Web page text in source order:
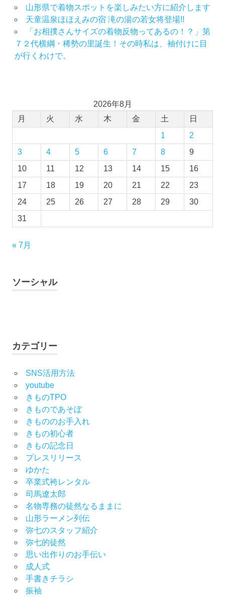
山形県で着物スポットを楽しみたい方に紹介します
天童温泉ほほえみの宿 滝の湯の若女将登場!!
「お相撲さんサイズの着物反物ってあるの！？」第
７２代横綱・稀勢の里誕生！その時私は、袖付けに目
が行くわけで。
2026年8月
月
火 水 木 金 土
日
1
2
3
4 5 6 7 8
9
10
11 12 13 14 15
16
17
18 19 20 21 22
23
24
25 26 27 28 29
30
31
« 7月
ソーシャル
カテゴリー
SNS活用方法
youtube
きものTPO
きものであそぼ
きもののお手入れ
きもの初心者
きもの記念日
プレスリリース
ゆかた
卒業式袴レンタル
司馬遼太郎
名物専務の徒然なるままに
山形ラーメン列伝
弥七のスタッフ紹介
弥七的徒然
思い出作りのお手伝い
成人式
手書きチラシ
振袖